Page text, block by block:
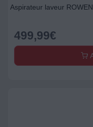
Aspirateur laveur
499,99€